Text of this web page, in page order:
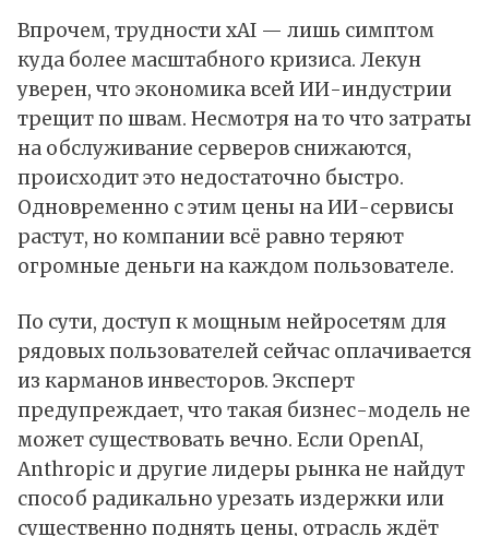
Впрочем, трудности xAI — лишь симптом
куда более масштабного кризиса. Лекун
уверен, что экономика всей ИИ-индустрии
трещит по швам. Несмотря на то что затраты
на обслуживание серверов снижаются,
происходит это недостаточно быстро.
Одновременно с этим цены на ИИ-сервисы
растут, но компании всё равно теряют
огромные деньги на каждом пользователе.
По сути, доступ к мощным нейросетям для
рядовых пользователей сейчас оплачивается
из карманов инвесторов. Эксперт
предупреждает, что такая бизнес-модель не
может существовать вечно. Если OpenAI,
Anthropic и другие лидеры рынка не найдут
способ радикально урезать издержки или
существенно поднять цены, отрасль ждёт